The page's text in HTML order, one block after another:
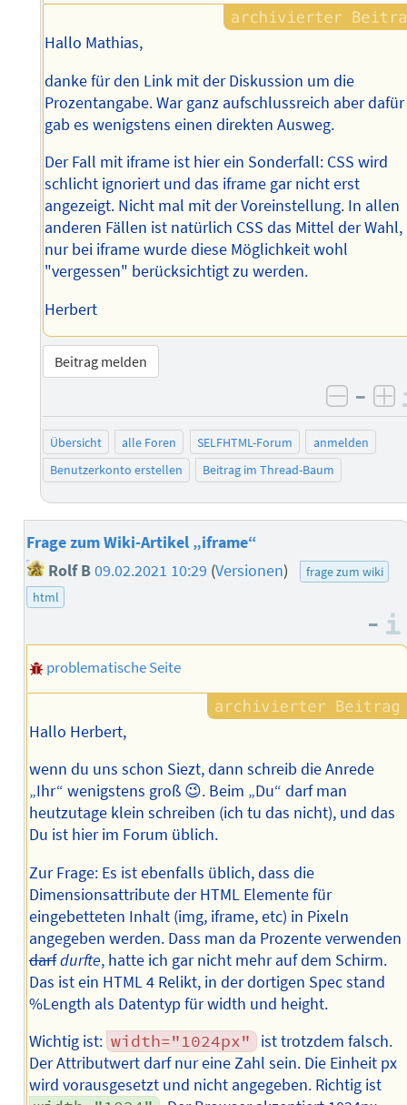
Hallo Mathias,
danke für den Link mit der Diskussion um die
Prozentangabe. War ganz aufschlussreich aber dafür
gab es wenigstens einen direkten Ausweg.
Der Fall mit iframe ist hier ein Sonderfall: CSS wird
schlicht ignoriert und das iframe gar nicht erst
angezeigt. Nicht mal mit der Voreinstellung. In allen
anderen Fällen ist natürlich CSS das Mittel der Wahl,
nur bei iframe wurde diese Möglichkeit wohl
"vergessen" berücksichtigt zu werden.
Herbert
Beitrag melden
–
Übersicht alle Foren SELFHTML-Forum
anmelden
Benutzerkonto erstellen
Beitrag im Thread-Baum
Frage zum Wiki-Artikel „iframe“
Rolf B09.02.2021 10:29 (Versionen)
frage zum wiki
html
–
problematische Seite
Hallo Herbert,
wenn du uns schon Siezt, dann schreib die Anrede
„Ihr“ wenigstens groß 😉. Beim „Du“ darf man
heutzutage klein schreiben (ich tu das nicht), und das
Du ist hier im Forum üblich.
Zur Frage: Es ist ebenfalls üblich, dass die
Dimensionsattribute der HTML Elemente für
eingebetteten Inhalt (img, iframe, etc) in Pixeln
angegeben werden. Dass man da Prozente verwenden
darfdurfte, hatte ich gar nicht mehr auf dem Schirm.
Das ist ein HTML 4 Relikt, in der dortigen Spec stand
%Length als Datentyp für width und height.
Wichtig ist: width="1024px" ist trotzdem falsch.
Der Attributwert darf nur eine Zahl sein. Die Einheit px
wird vorausgesetzt und nicht angegeben. Richtig ist